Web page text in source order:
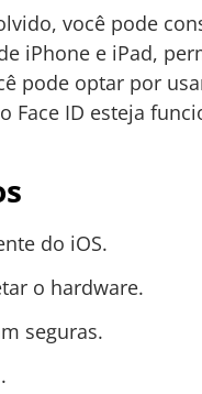
você pode
iPhone e iPad,
pode optar por
Face ID esteja
do iOS.
o hardware.
seguras.